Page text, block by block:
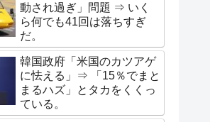
動され過ぎ」問題 ⇒ いく
ら何でも41回は落ちすぎ
だ。
韓国政府「米国のカツアゲ
に怯える」⇒ 「15％でまと
まるハズ」とタカをくくっ
ている。